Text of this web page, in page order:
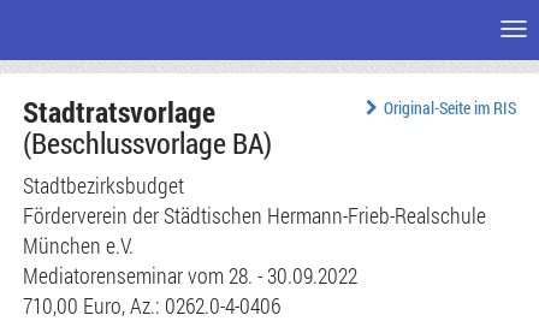
Seiteninhalt
Original-Seite im RIS
Stadtratsvorlage
(Beschlussvorlage BA)
Stadtbezirksbudget
Förderverein der Städtischen Hermann-Frieb-Realschule
München e.V.
Mediatorenseminar vom 28. - 30.09.2022
710,00 Euro, Az.: 0262.0-4-0406